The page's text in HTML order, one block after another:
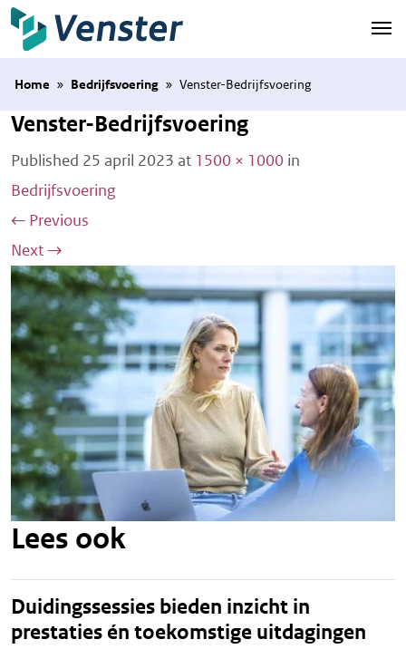
Naar hoofdinhoud
Home » Bedrijfsvoering » Venster-Bedrijfsvoering
Venster-Bedrijfsvoering
Published 25 april 2023 at 1500 × 1000 in
Bedrijfsvoering
← Previous
Next→
Lees ook
Duidingssessies bieden inzicht in
prestaties én toekomstige uitdagingen